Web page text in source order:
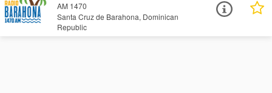
AM 1470
Santa Cruz de Barahona, Dominican
Republic